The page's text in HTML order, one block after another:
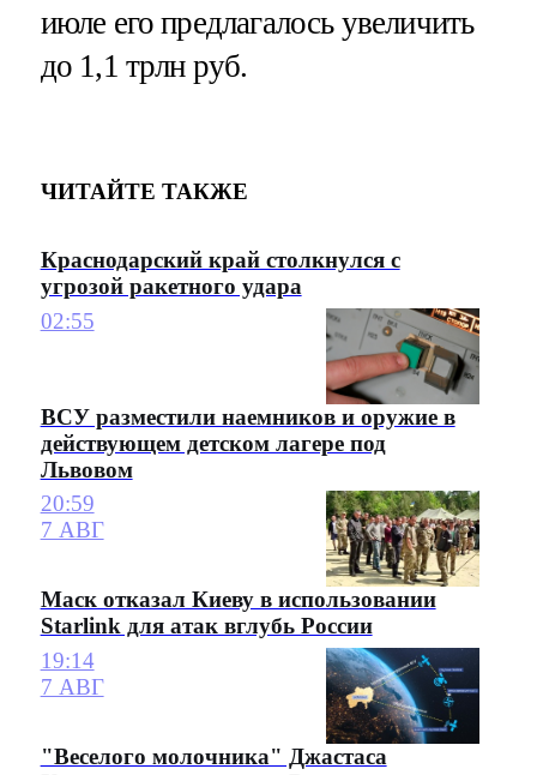
июле его предлагалось увеличить
до 1,1 трлн руб.
ЧИТАЙТЕ ТАКЖЕ
Краснодарский край столкнулся с
угрозой ракетного удара
02:55
ВСУ разместили наемников и оружие в
действующем детском лагере под
Львовом
20:59
7 АВГ
Маск отказал Киеву в использовании
Starlink для атак вглубь России
19:14
7 АВГ
"Веселого молочника" Джастаса